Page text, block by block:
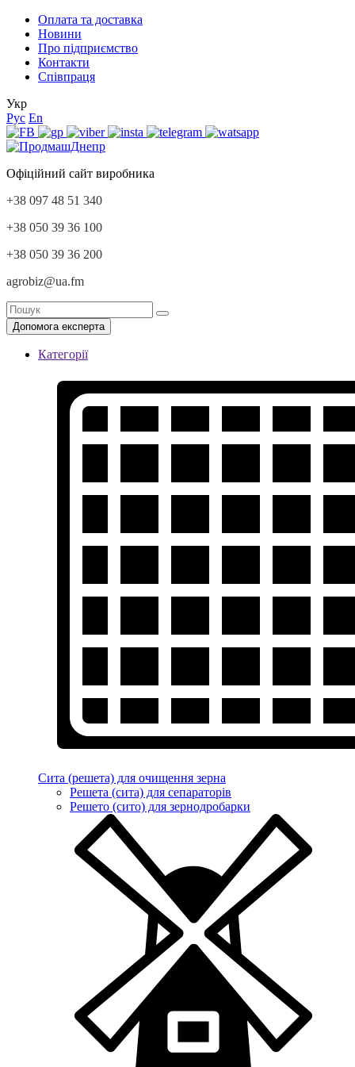
Оплата та доставка
Новини
Про підприємство
Контакти
Співпраця
Укр
Рус En
Офіційний сайт виробника
+38 097 48 51 340
+38 050 39 36 100
+38 050 39 36 200
agrobiz@ua.fm
Допомога експерта
Категорії
Сита (решета) для очищення зерна
Решета (сита) для сепараторів
Решето (сито) для зернодробарки